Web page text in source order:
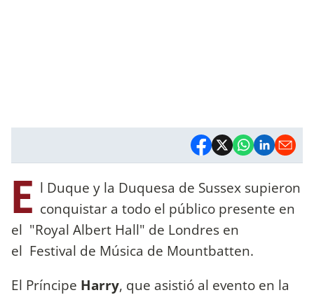
E l Duque y la Duquesa de Sussex supieron
conquistar a todo el público presente en
el "Royal Albert Hall" de Londres en
el Festival de Música de Mountbatten.
El Príncipe Harry, que asistió al evento en la